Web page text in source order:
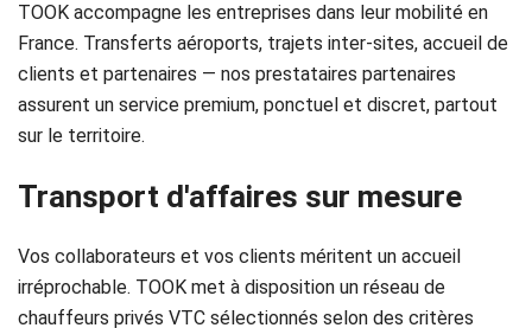
NOW
Accueil
Réservation
Services
de
TOOK accompagne les entreprises dans leur mobilité en
France. Transferts aéroports, trajets inter-sites, accueil de
clients et partenaires — nos prestataires partenaires
assurent un service premium, ponctuel et discret, partout
sur le territoire.
Transport d'affaires sur mesure
Vos collaborateurs et vos clients méritent un accueil
irréprochable. TOOK met à disposition un réseau de
chauffeurs privés VTC sélectionnés selon des critères